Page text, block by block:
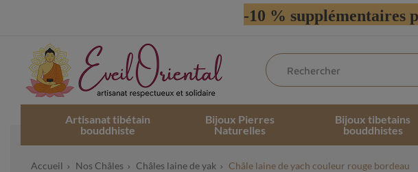
-10 % supplémentaires
Artisanat tibétain
bouddhiste
Bijoux Pierres
Naturelles
Bijoux tibetains
bouddhistes
Accueil Nos Châles Châles laine de yak Châle laine de yach couleur rouge bordeau